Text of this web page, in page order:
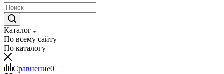
Каталог
По всему сайту
По каталогу
Сравнение0